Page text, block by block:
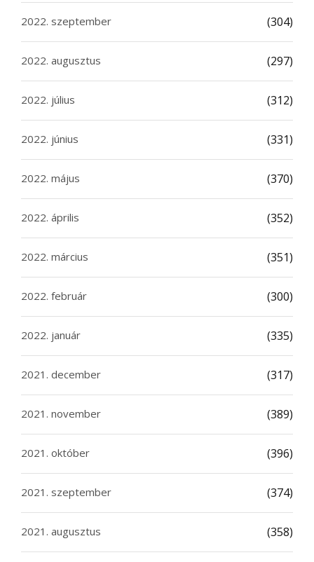
2022. szeptember (304)
2022. augusztus (297)
2022. július (312)
2022. június (331)
2022. május (370)
2022. április (352)
2022. március (351)
2022. február (300)
2022. január (335)
2021. december (317)
2021. november (389)
2021. október (396)
2021. szeptember (374)
2021. augusztus (358)